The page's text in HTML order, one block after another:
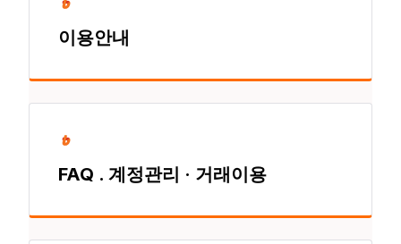
이용안내
FAQ . 계정관리 · 거래이용